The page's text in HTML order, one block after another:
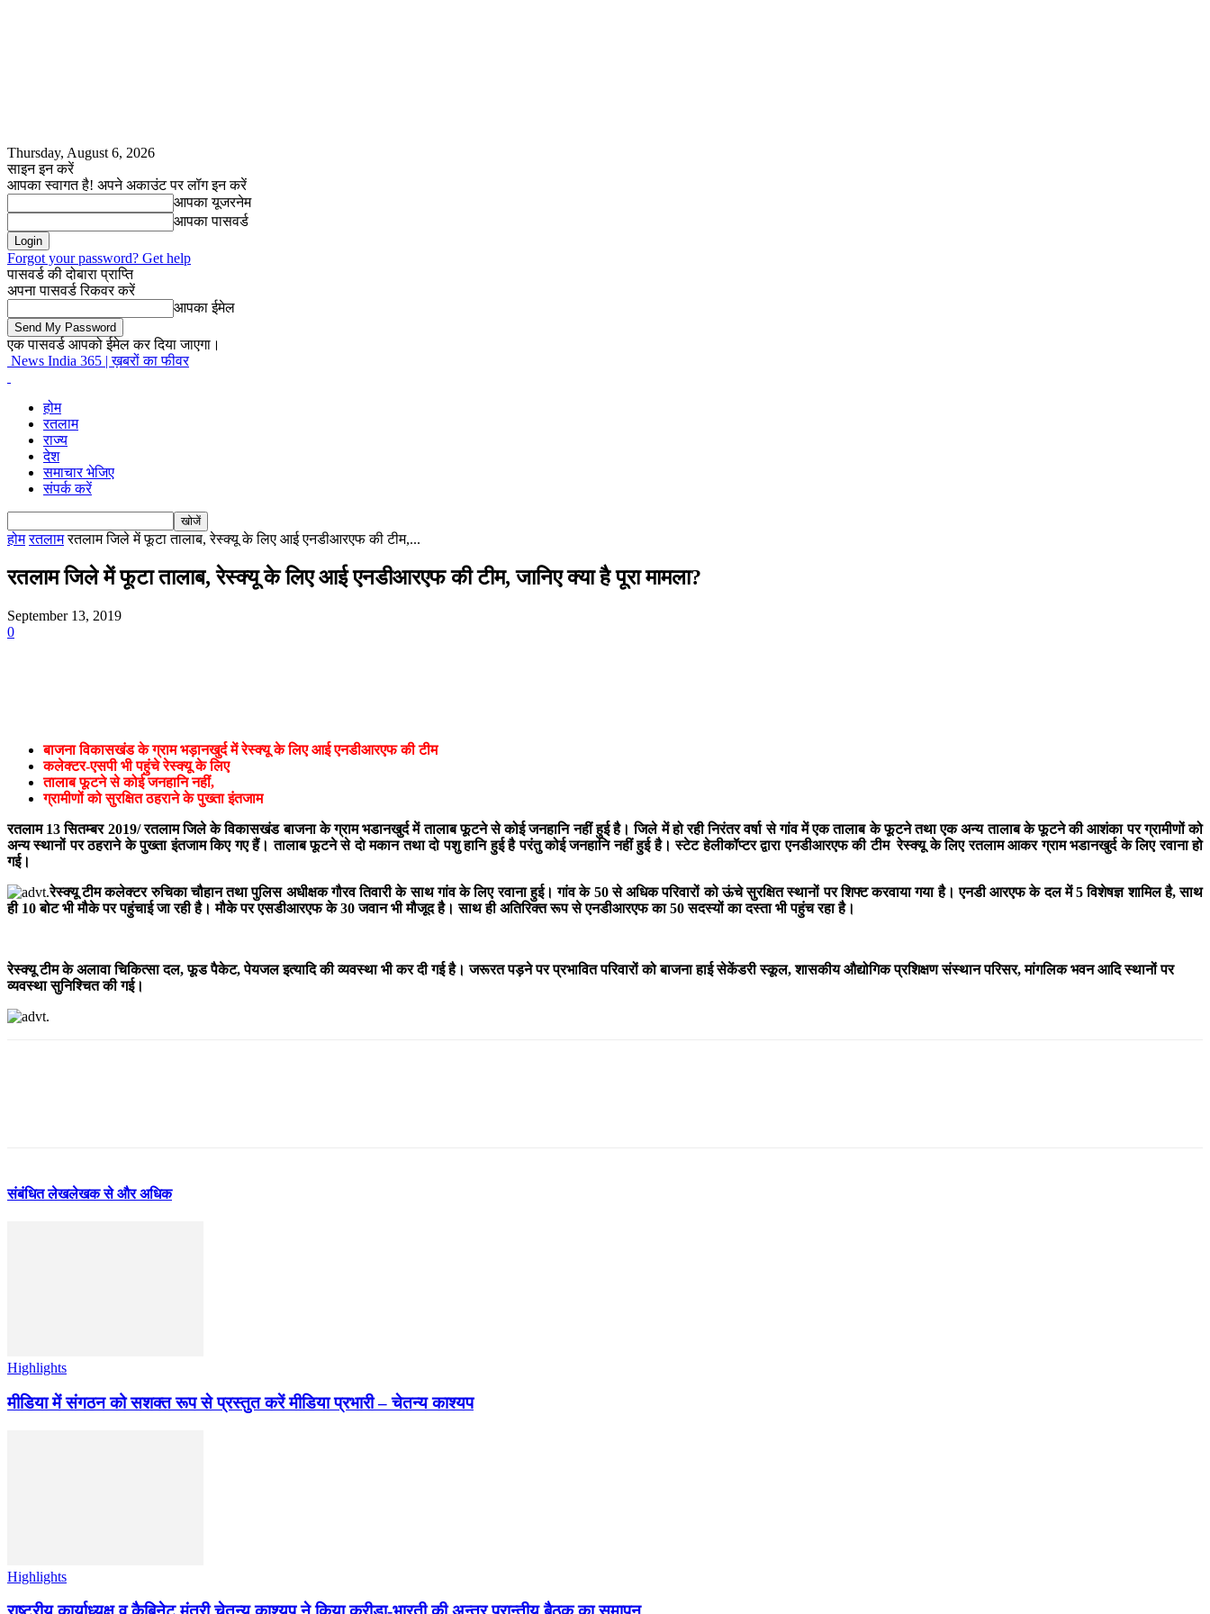
Thursday, August 6, 2026
साइन इन करें
आपका स्वागत है! अपने अकाउंट पर लॉग इन करें
आपका यूजरनेम
आपका पासवर्ड
Forgot your password? Get help
पासवर्ड की दोबारा प्राप्ति
अपना पासवर्ड रिकवर करें
आपका ईमेल
एक पासवर्ड आपको ईमेल कर दिया जाएगा।
News India 365 | ख़बरों का फीवर
होम
रतलाम
राज्य
देश
समाचार भेजिए
संपर्क करें
होम रतलाम रतलाम जिले में फूटा तालाब, रेस्क्यू के लिए आई एनडीआरएफ की टीम,...
रतलाम जिले में फूटा तालाब, रेस्क्यू के लिए आई एनडीआरएफ की टीम, जानिए क्या है पूरा मामला?
September 13, 2019
0
बाजना विकासखंड के ग्राम भड़ानखुर्द में रेस्क्यू के लिए आई एनडीआरएफ की टीम
कलेक्टर-एसपी भी पहुंचे रेस्क्यू के लिए
तालाब फूटने से कोई जनहानि नहीं,
ग्रामीणों को सुरक्षित ठहराने के पुख्ता इंतजाम
रतलाम 13 सितम्बर 2019/ रतलाम जिले के विकासखंड बाजना के ग्राम भडानखुर्द में तालाब फूटने से कोई जनहानि नहीं हुई है। जिले में हो रही निरंतर वर्षा से गांव में एक तालाब के फूटने तथा एक अन्य तालाब के फूटने की आशंका पर ग्रामीणों को
अन्य स्थानों पर ठहराने के पुख्ता इंतजाम किए गए हैं। तालाब फूटने से दो मकान तथा दो पशु हानि हुई है परंतु कोई जनहानि नहीं हुई है। स्टेट हेलीकॉप्टर द्वारा एनडीआरएफ की टीम रेस्क्यू के लिए रतलाम आकर ग्राम भडानखुर्द के लिए रवाना हो
गई।
रेस्क्यू टीम कलेक्टर रुचिका चौहान तथा पुलिस अधीक्षक गौरव तिवारी के साथ गांव के लिए रवाना हुई। गांव के 50 से अधिक परिवारों को ऊंचे सुरक्षित स्थानों पर शिफ्ट करवाया गया है। एनडी आरएफ के दल में 5 विशेषज्ञ शामिल है, साथ
ही 10 बोट भी मौके पर पहुंचाई जा रही है। मौके पर एसडीआरएफ के 30 जवान भी मौजूद है। साथ ही अतिरिक्त रूप से एनडीआरएफ का 50 सदस्यों का दस्ता भी पहुंच रहा है।
रेस्क्यू टीम के अलावा चिकित्सा दल, फूड पैकेट, पेयजल इत्यादि की व्यवस्था भी कर दी गई है। जरूरत पड़ने पर प्रभावित परिवारों को बाजना हाई सेकेंडरी स्कूल, शासकीय औद्योगिक प्रशिक्षण संस्थान परिसर, मांगलिक भवन आदि स्थानों पर
व्यवस्था सुनिश्चित की गई।
संबंधित लेखलेखक से और अधिक
Highlights
मीडिया में संगठन को सशक्त रूप से प्रस्तुत करें मीडिया प्रभारी – चेतन्य काश्यप
Highlights